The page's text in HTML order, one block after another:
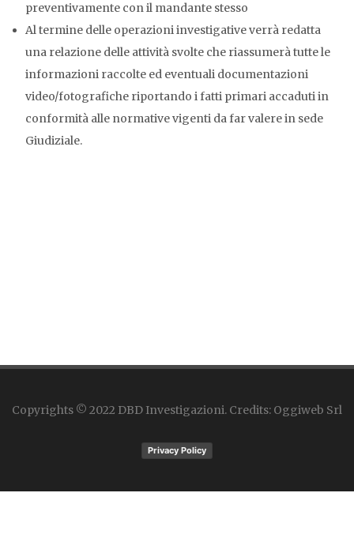
preventivamente con il mandante stesso
Al termine delle operazioni investigative verrà redatta
una relazione delle attività svolte che riassumerà tutte le
informazioni raccolte ed eventuali documentazioni
video/fotografiche riportando i fatti primari accaduti in
conformità alle normative vigenti da far valere in sede
Giudiziale.
Copyrights © 2022 DBD Investigazioni. Credits: Oggiweb Srl
Privacy Policy